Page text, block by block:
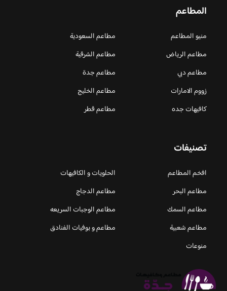
المطاعم
منيو المطاعم
مطاعم السعودية
مطاعم الرياض
مطاعم الشرقية
مطاعم دبي
مطاعم جدة
زووم الامارات
مطاعم الخليج
كافيهات جده
مطاعم قطر
تصنيفات
افخم المطاعم
الحلويات و الكافيهات ‎
مطاعم البحر
مطاعم الدجاج
مطاعم السمك
مطاعم الوجبات السريعه
مطاعم شعبية
مطاعم و بوفيات الفنادق
منوعات